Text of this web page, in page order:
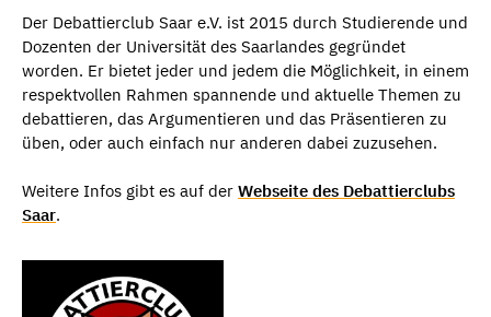
Der Debattierclub Saar e.V. ist 2015 durch Studierende und
Dozenten der Universität des Saarlandes gegründet
worden. Er bietet jeder und jedem die Möglichkeit, in einem
respektvollen Rahmen spannende und aktuelle Themen zu
debattieren, das Argumentieren und das Präsentieren zu
üben, oder auch einfach nur anderen dabei zuzusehen.
Weitere Infos gibt es auf der Webseite des Debattierclubs
Saar.